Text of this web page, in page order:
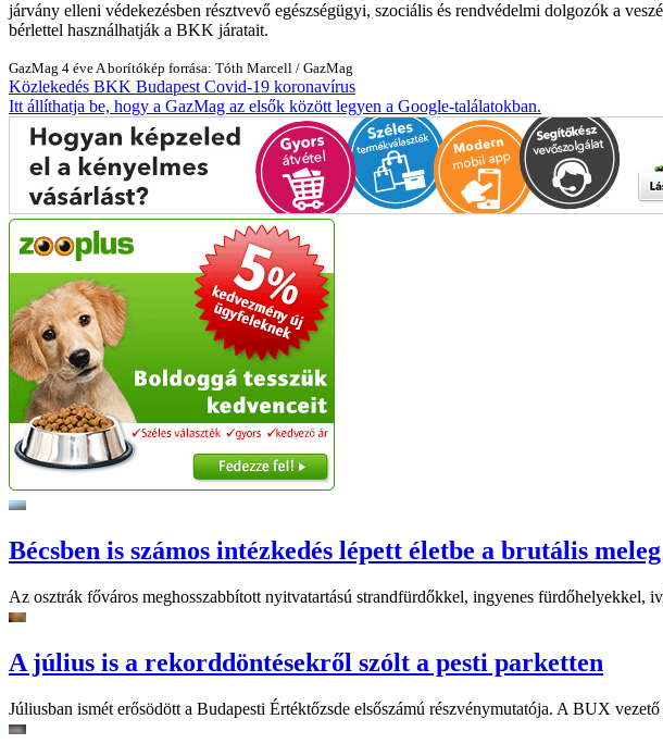
járvány elleni védekezésben résztvevő egészségügyi, szociális és rendvédelmi dolgozók a
bérlettel használhatják a BKK járatait.
GazMag 4 éve A borítókép forrása: Tóth Marcell / GazMag
Közlekedés BKK Budapest Covid-19 koronavírus
Itt állíthatja be, hogy a GazMag az elsők között legyen a Google-találatokban.
Bécsben is számos intézkedés lépett életbe a brutális
Az osztrák főváros meghosszabbított nyitvatartású strandfürdőkkel, ingyenes fürdőhelyekkel,
A július is a rekorddöntésekről szólt a pesti parketten
Júliusban ismét erősödött a Budapesti Értéktőzsde elsőszámú részvénymutatója. A BUX